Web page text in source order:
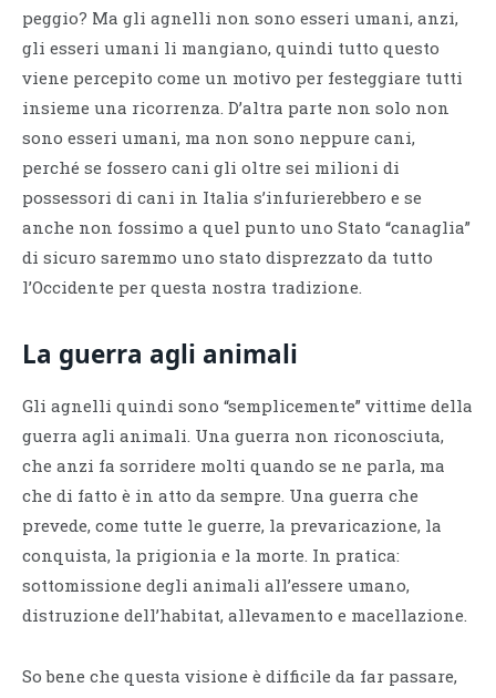
peggio? Ma gli agnelli non sono esseri umani, anzi,
gli esseri umani li mangiano, quindi tutto questo
viene percepito come un motivo per festeggiare tutti
insieme una ricorrenza. D’altra parte non solo non
sono esseri umani, ma non sono neppure cani,
perché se fossero cani gli oltre sei milioni di
possessori di cani in Italia s’infurierebbero e se
anche non fossimo a quel punto uno Stato “canaglia”
di sicuro saremmo uno stato disprezzato da tutto
l’Occidente per questa nostra tradizione.
La guerra agli animali
Gli agnelli quindi sono “semplicemente” vittime della
guerra agli animali. Una guerra non riconosciuta,
che anzi fa sorridere molti quando se ne parla, ma
che di fatto è in atto da sempre. Una guerra che
prevede, come tutte le guerre, la prevaricazione, la
conquista, la prigionia e la morte. In pratica:
sottomissione degli animali all’essere umano,
distruzione dell’habitat, allevamento e macellazione.
So bene che questa visione è difficile da far passare,